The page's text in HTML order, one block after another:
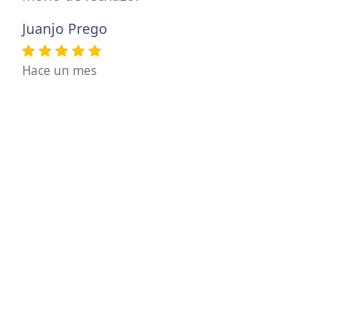
Juanjo Prego
Hace un mes